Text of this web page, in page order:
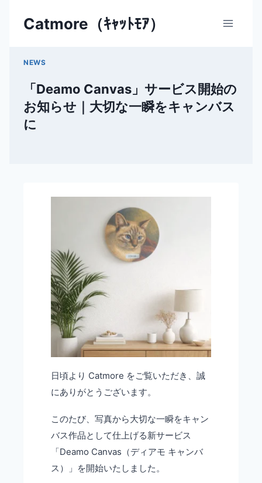
Catmore（ｷｬｯﾄﾓｱ）
NEWS
「Deamo Canvas」サービス開始の
お知らせ｜大切な一瞬をキャンバス
に
日頃より Catmore をご覧いただき、誠
にありがとうございます。
このたび、写真から大切な一瞬をキャン
バス作品として仕上げる新サービス
「Deamo Canvas（ディアモ キャンバ
ス）」を開始いたしました。